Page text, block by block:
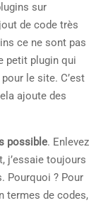
sur
de code très
ce ne sont pas
petit plugin qui
le site. C’est
ajoute des
possible. Enlevez
j’essaie toujours
Pourquoi ? Pour
termes de codes,